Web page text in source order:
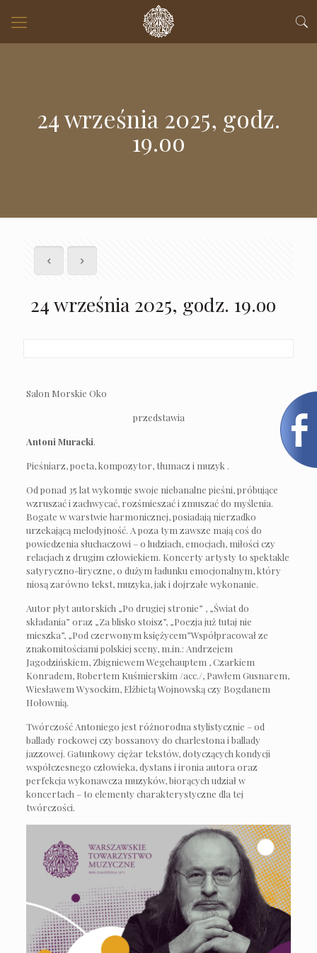
24 września 2025, godz.
19.oo
24 września 2025, godz. 19.oo
Salon Morskie Oko
przedstawia
Antoni Muracki.
Pieśniarz, poeta, kompozytor, tłumacz i muzyk .
Od ponad 35 lat wykonuje swoje niebanalne pieśni, próbujące
wzruszać i zachwycać, rozśmieszać i zmuszać do myślenia.
Bogate w warstwie harmonicznej, posiadają nierzadko
urzekającą melodyjność. A poza tym zawsze mają coś do
powiedzenia słuchaczowi – o ludziach, emocjach, miłości czy
relacjach z drugim człowiekiem. Koncerty artysty to spektakle
satyryczno-liryczne, o dużym ładunku emocjonalnym, który
niosą zarówno tekst, muzyka, jak i dojrzałe wykonanie.
Autor płyt autorskich „Po drugiej stronie” , „Świat do
składania” oraz „Za blisko stoisz”, „Poezja już tutaj nie
mieszka”, „Pod czerwonym księżycem”Współpracował ze
znakomitościami polskiej sceny, m.in.: Andrzejem
Jagodzińskiem, Zbigniewem Wegehauptem , Czarkiem
Konradem, Robertem Kuśmierskim /acc./, Pawłem Gusnarem,
Wiesławem Wysockim, Elżbietą Wojnowską czy Bogdanem
Hołownią.
Twórczość Antoniego jest różnorodna stylistycznie – od
ballady rockowej czy bossanovy do charlestona i ballady
jazzowej. Gatunkowy ciężar tekstów, dotyczących kondycji
współczesnego człowieka, dystans i ironia autora oraz
perfekcja wykonawcza muzyków, biorących udział w
koncertach – to elementy charakterystyczne dla tej
twórczości.